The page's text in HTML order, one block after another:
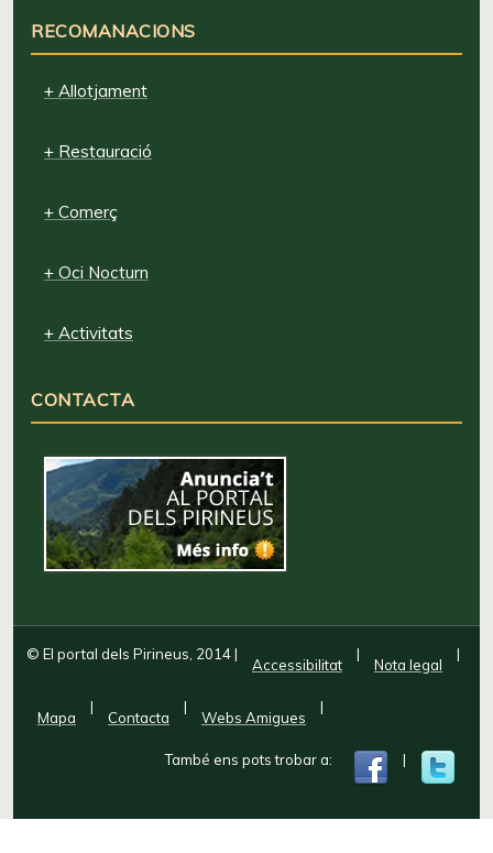
RECOMANACIONS
+ Allotjament
+ Restauració
+ Comerç
+ Oci Nocturn
+ Activitats
CONTACTA
© El portal dels Pirineus, 2014|
Accessibilitat
|
Nota legal
|
Mapa
|
Contacta
|
Webs Amigues
|
També ens pots trobar a: |